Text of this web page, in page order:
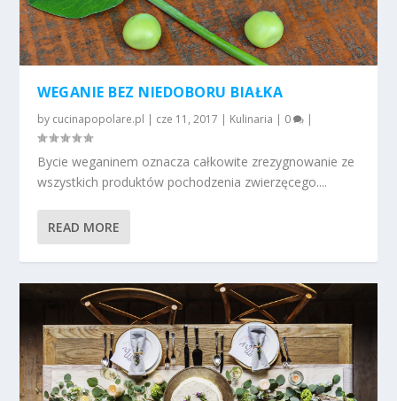
WEGANIE BEZ NIEDOBORU BIAŁKA
by cucinapopolare.pl | cze 11, 2017 | Kulinaria | 0 |
Bycie weganinem oznacza całkowite zrezygnowanie ze
wszystkich produktów pochodzenia zwierzęcego....
READ MORE